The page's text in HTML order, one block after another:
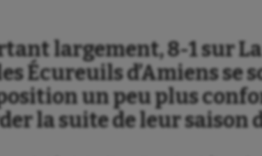
largement, 8-1 sur La
Écureuils d’Amiens se
un peu plus
la suite de leur saison